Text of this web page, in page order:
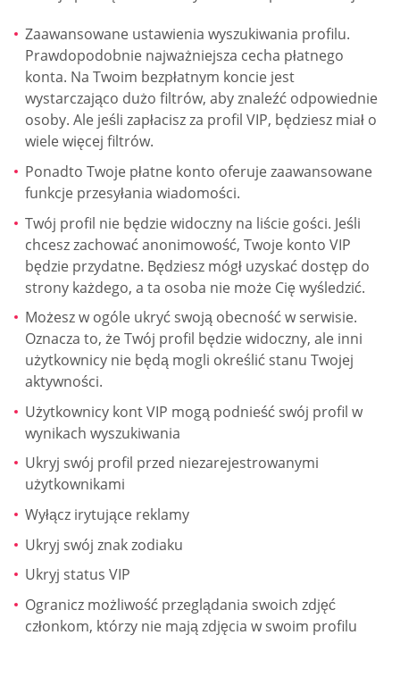
Zaawansowane ustawienia wyszukiwania profilu.
Prawdopodobnie najważniejsza cecha płatnego
konta. Na Twoim bezpłatnym koncie jest
wystarczająco dużo filtrów, aby znaleźć odpowiednie
osoby. Ale jeśli zapłacisz za profil VIP, będziesz miał o
wiele więcej filtrów.
Ponadto Twoje płatne konto oferuje zaawansowane
funkcje przesyłania wiadomości.
Twój profil nie będzie widoczny na liście gości. Jeśli
chcesz zachować anonimowość, Twoje konto VIP
będzie przydatne. Będziesz mógł uzyskać dostęp do
strony każdego, a ta osoba nie może Cię wyśledzić.
Możesz w ogóle ukryć swoją obecność w serwisie.
Oznacza to, że Twój profil będzie widoczny, ale inni
użytkownicy nie będą mogli określić stanu Twojej
aktywności.
Użytkownicy kont VIP mogą podnieść swój profil w
wynikach wyszukiwania
Ukryj swój profil przed niezarejestrowanymi
użytkownikami
Wyłącz irytujące reklamy
Ukryj swój znak zodiaku
Ukryj status VIP
Ogranicz możliwość przeglądania swoich zdjęć
członkom, którzy nie mają zdjęcia w swoim profilu